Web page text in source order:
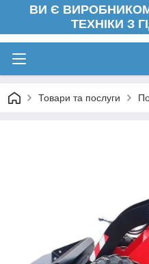
ВИ Є
ТЕХНІКИ З
Товари та послуги